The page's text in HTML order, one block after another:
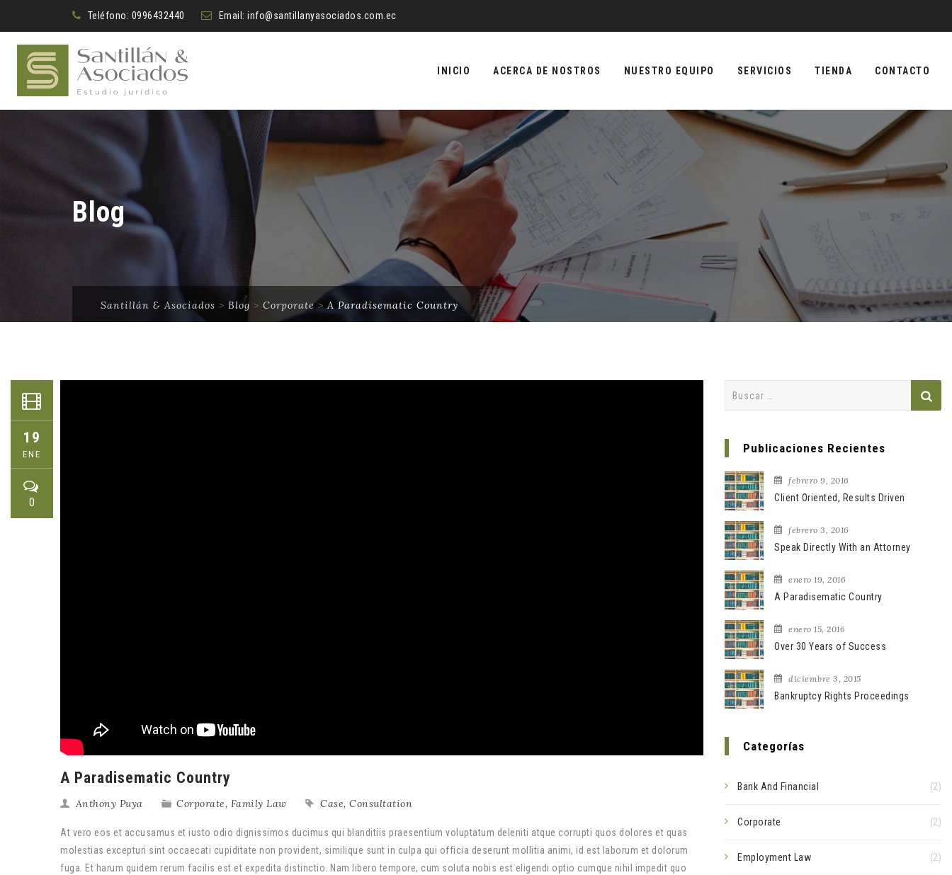
Teléfono: 0996432440 Email:info@santillanyasociados.com.ec
contenido
INICIO ACERCA DE NOSTROS NUESTRO EQUIPO SERVICIOS TIENDA CONTACTO
Blog
Santillán & Asociados > Blog > Corporate>A Paradisematic Country
19
ENE
0
A Paradisematic Country
Anthony Puya Corporate, Family Law Case, Consultation
At vero eos et accusamus et iusto odio dignissimos ducimus qui blanditiis praesentium voluptatum deleniti atque corrupti quos dolores et quas
molestias excepturi sint occaecati cupiditate non provident, similique sunt in culpa qui officia deserunt mollitia animi, id est laborum et dolorum
fuga. Et harum quidem rerum facilis est et expedita distinctio. Nam libero tempore, cum soluta nobis est eligendi optio cumque nihil impedit quo
Publicaciones Recientes
febrero 9, 2016
Client Oriented, Results Driven
febrero 3, 2016
Speak Directly With an Attorney
enero 19, 2016
A Paradisematic Country
enero 15, 2016
Over 30 Years of Success
diciembre 3, 2015
Bankruptcy Rights Proceedings
Categorías
Bank And Financial (2)
Corporate (2)
Employment Law (2)